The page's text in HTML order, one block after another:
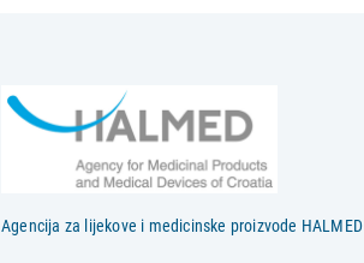
Agencija za lijekove i medicinske proizvode HALMED